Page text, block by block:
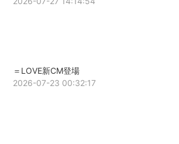
＝LOVE新CM登場
2026-07-23 00:32:17